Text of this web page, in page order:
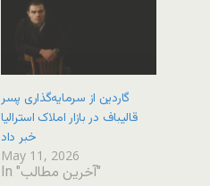
گاردین از سرمایه‌گذاری پسر
قالیباف در بازار املاک استرالیا
خبر داد
May 11, 2026
In "آخرین مطالب"